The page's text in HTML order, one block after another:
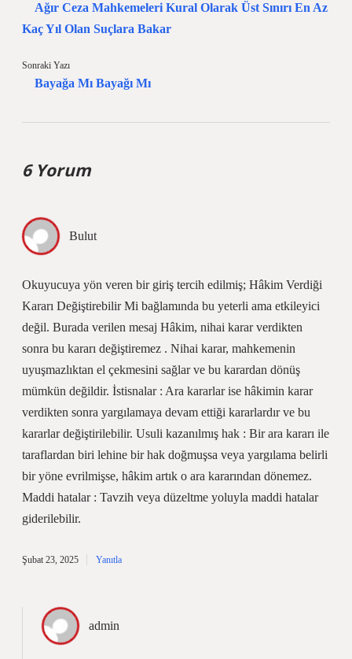
Ağır Ceza Mahkemeleri Kural Olarak Üst Sınırı En Az
Kaç Yıl Olan Suçlara Bakar
Sonraki Yazı
Bayağa Mı Bayağı Mı
6 Yorum
Bulut
Okuyucuya yön veren bir giriş tercih edilmiş; Hâkim Verdiği
Kararı Değiştirebilir Mi bağlamında bu yeterli ama etkileyici
değil. Burada verilen mesaj Hâkim, nihai karar verdikten
sonra bu kararı değiştiremez . Nihai karar, mahkemenin
uyuşmazlıktan el çekmesini sağlar ve bu karardan dönüş
mümkün değildir. İstisnalar : Ara kararlar ise hâkimin karar
verdikten sonra yargılamaya devam ettiği kararlardır ve bu
kararlar değiştirilebilir. Usuli kazanılmış hak : Bir ara kararı ile
taraflardan biri lehine bir hak doğmuşsa veya yargılama belirli
bir yöne evrilmişse, hâkim artık o ara kararından dönemez.
Maddi hatalar : Tavzih veya düzeltme yoluyla maddi hatalar
giderilebilir.
Şubat 23, 2025 Yanıtla
admin